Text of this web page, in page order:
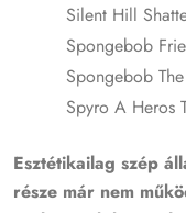
Silent Hill
Spongebob
Spongebob
Spyro A Heros
Esztétikailag szép
része már nem